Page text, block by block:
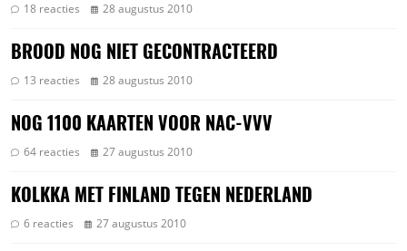
18 reacties 28 augustus 2010
BROOD NOG NIET GECONTRACTEERD
13 reacties 28 augustus 2010
NOG 1100 KAARTEN VOOR NAC-VVV
64 reacties 27 augustus 2010
KOLKKA MET FINLAND TEGEN NEDERLAND
6 reacties 27 augustus 2010